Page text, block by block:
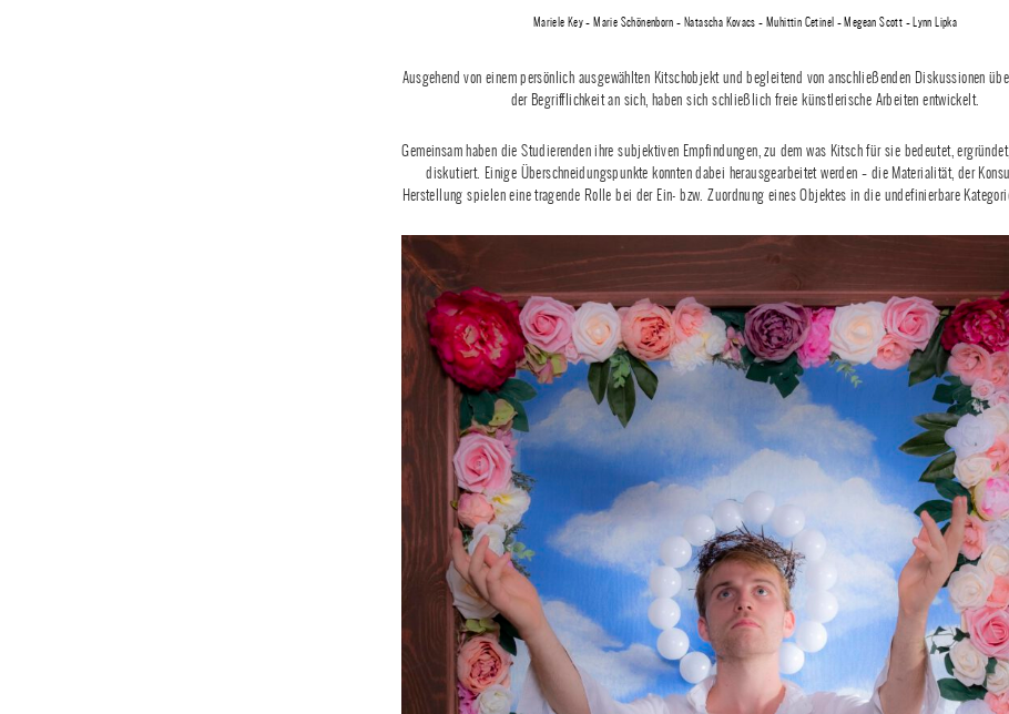
Mariele Key – Marie Schönenborn – Natascha Kovacs – Muhittin Cetinel – Megean Scott – Lynn Lipka
Ausgehend von einem persönlich ausgewählten Kitschobjekt und begleitend von anschließenden Diskussionen
der Begrifflichkeit an sich, haben sich schließlich freie künstlerische Arbeiten entwickelt.
Gemeinsam haben die Studierenden ihre subjektiven Empfindungen, zu dem was Kitsch für sie bedeutet,
diskutiert. Einige Überschneidungspunkte konnten dabei herausgearbeitet werden – die Materialität, der
Herstellung spielen eine tragende Rolle bei der Ein- bzw. Zuordnung eines Objektes in die undefinierbare